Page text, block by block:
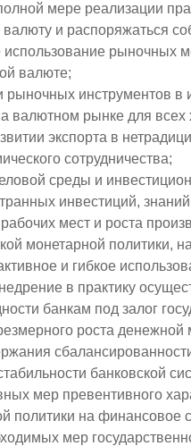
мере реализации
валюту и распоряжаться
использование рыночных
валюте;
инструментов
валютном рынке для
экспорта в
сотрудничества;
среды и
инвестиций,
мест и роста
монетарной политики,
и гибкое
в практику
банкам под залог
роста
банковской
мер превентивного
политики на финансовое
мер